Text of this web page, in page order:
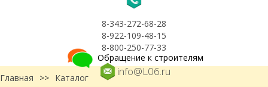
8-343-272-68-28
8-922-109-48-15
8-800-250-77-33
info@L06.ru
Обращение к строителям
Главная
>> Каталог